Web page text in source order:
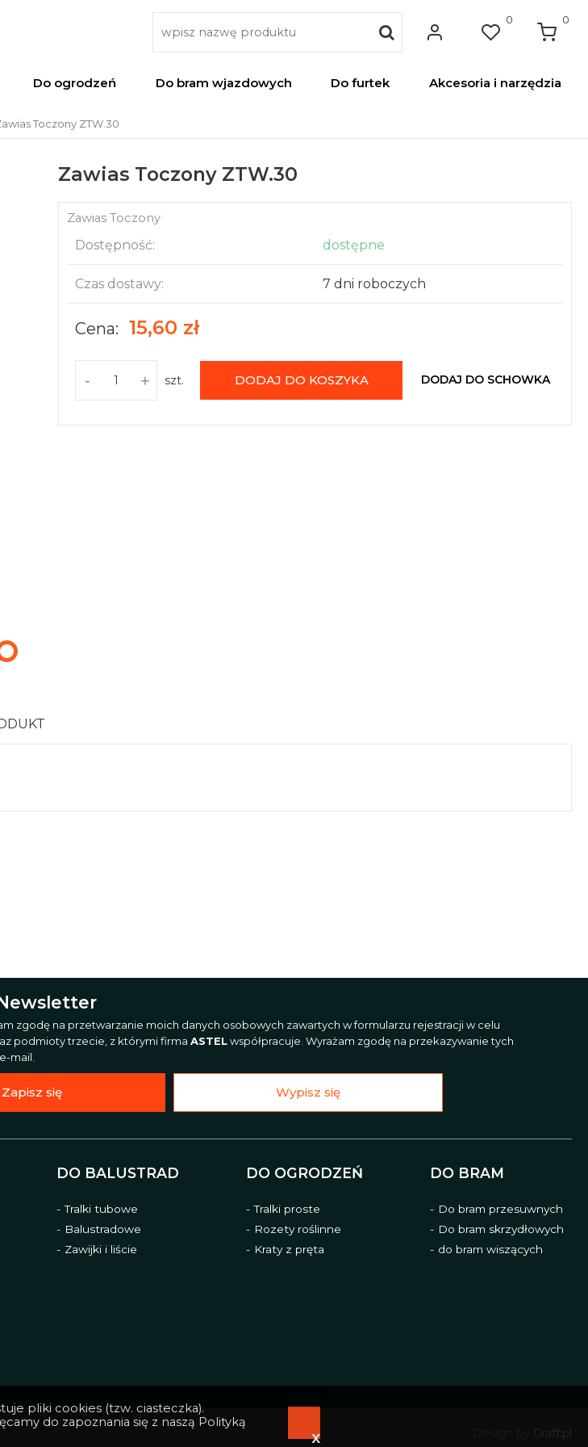
0 0
Do ogrodzeń Do bram wjazdowych Do furtek Akcesoria i narzędzia
Toczony ZTW.30
Zawias Toczony ZTW.30
Zawias Toczony
Dostępność: dostępne
Czas dostawy: 7 dni roboczych
Cena: 15,60 zł
- + szt. DODAJ DO KOSZYKA DODAJ DO SCHOWKA
DO BALUSTRAD
Tralki tubowe
Balustradowe
Zawijki i liście
DO OGRODZEŃ
Tralki proste
Rozety roślinne
Kraty z pręta
DO BRAM
Do bram przesuwnych
Do bram skrzydłowych
do bram wiszących
zgodę na przetwarzanie moich danych osobowych zawartych w formularzu rejestracji w celu
podmioty trzecie, z którymi firma ASTELwspółpracuje. Wyrażam zgodę na przekazywanie tych
mail.
Zapisz się Wypisz się
Graff.pl
pliki cookies (tzw. ciasteczka).
do zapoznania się z naszą Polityką